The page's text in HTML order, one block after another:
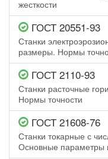
жесткости
ГОСТ 20551-93
Станки
размеры. Нормы
ГОСТ 2110-93
Станки расточные
Нормы точности
ГОСТ 21608-76
Станки токарные с
Основные параметры